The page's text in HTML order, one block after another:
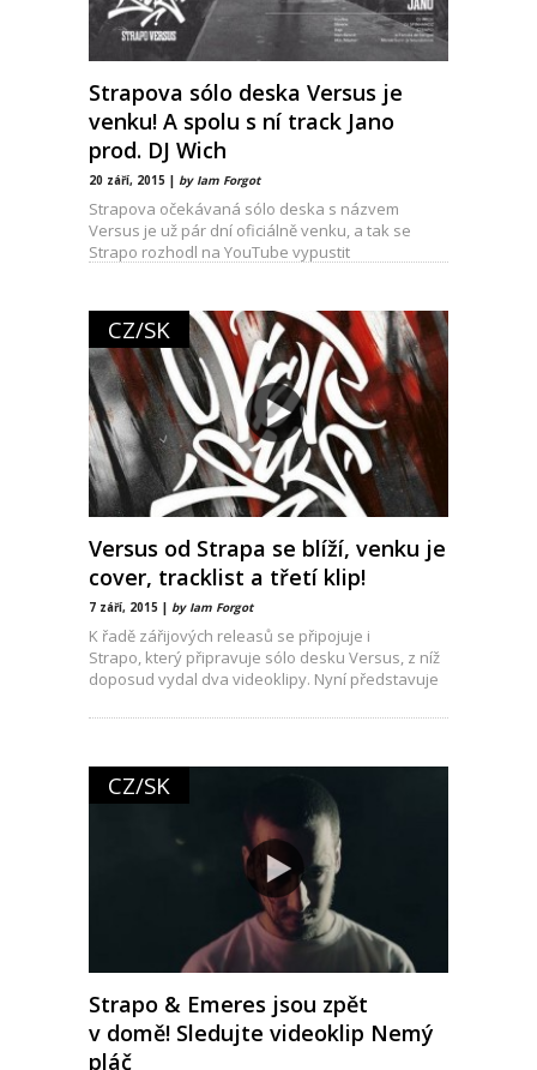
Strapova sólo deska Versus je
venku! A spolu s ní track Jano
prod. DJ Wich
20 září, 2015 | by Iam Forgot
Strapova očekávaná sólo deska s názvem
Versus je už pár dní oficiálně venku, a tak se
Strapo rozhodl na YouTube vypustit
CZ/SK
Versus od Strapa se blíží, venku je
cover, tracklist a třetí klip!
7 září, 2015 | by Iam Forgot
K řadě zářijových releasů se připojuje i
Strapo, který připravuje sólo desku Versus, z níž
doposud vydal dva videoklipy. Nyní představuje
CZ/SK
Strapo & Emeres jsou zpět
v domě! Sledujte videoklip Nemý
pláč